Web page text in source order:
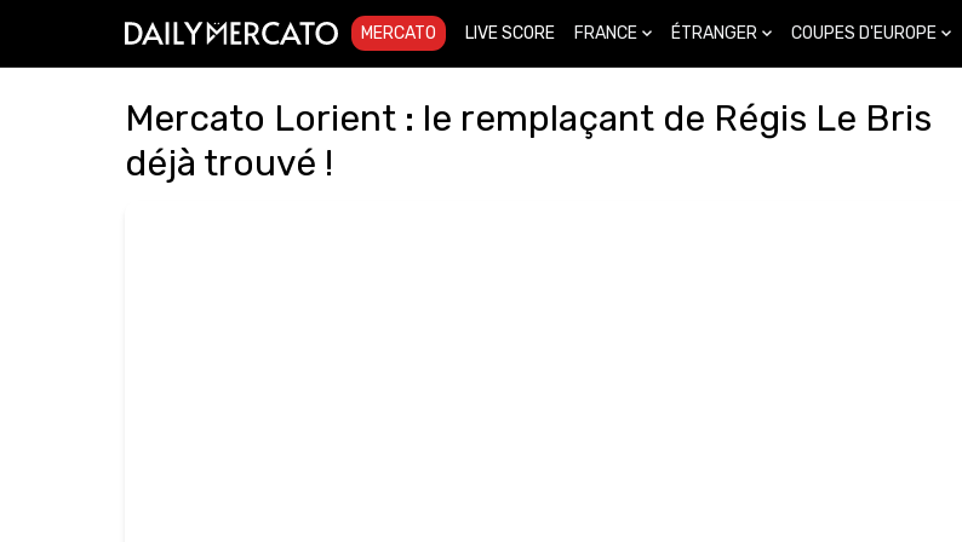
MERCATO LIVE SCORE FRANCE ÉTRANGER COUPES D'EUROPE
Mercato Lorient : le remplaçant de Régis Le Bris
déjà trouvé !